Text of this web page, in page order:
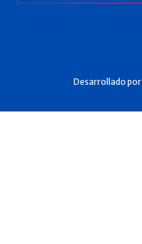
Desarrollado por